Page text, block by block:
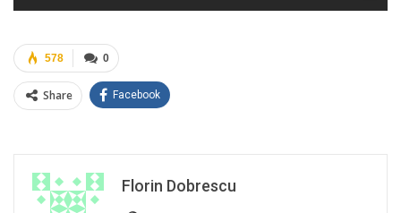
0
578
Share Facebook
Florin Dobrescu